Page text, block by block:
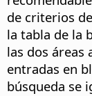
de criterios
la tabla de la
las dos áreas
entradas en
búsqueda se